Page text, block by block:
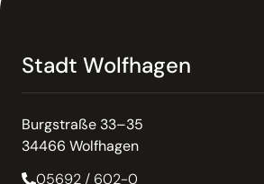
Stadt Wolfhagen
Burgstraße 33–35
34466 Wolfhagen
05692 / 602-0